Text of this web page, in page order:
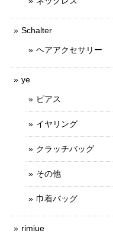
Schalter
ヘアアクセサリー
ye
ピアス
イヤリング
クラッチバッグ
その他
巾着バッグ
rimiue